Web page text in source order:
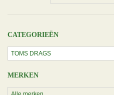
CATEGORIEËN
MERKEN